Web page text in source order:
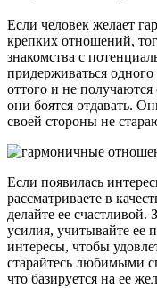
Если человек желает
крепких отношений,
знакомства с
придерживаться
оттого и не
они боятся отдавать.
своей стороны не
Если появилась
рассматриваете в
делайте ее счастливой.
усилия, учитывайте ее
интересы, чтобы
старайтесь любимыми
что базируется на ее